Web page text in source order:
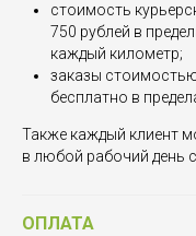
стоимость
750 рублей в
каждый километр;
заказы
бесплатно в
Также каждый клиент
в любой рабочий день
ОПЛАТА